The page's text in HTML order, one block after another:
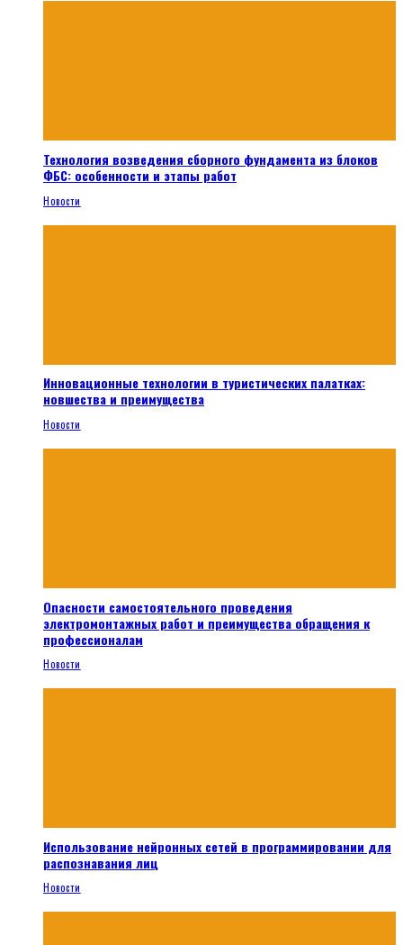
Технология возведения сборного фундамента из блоков
ФБС: особенности и этапы работ
Новости
Инновационные технологии в туристических палатках:
новшества и преимущества
Новости
Опасности самостоятельного проведения
электромонтажных работ и преимущества обращения к
профессионалам
Новости
Использование нейронных сетей в программировании для
распознавания лиц
Новости